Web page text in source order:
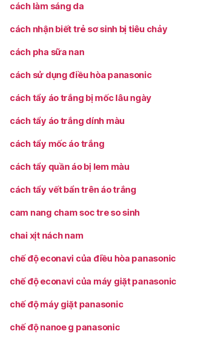
cách làm sáng da
cách nhận biết trẻ sơ sinh bị tiêu chảy
cách pha sữa nan
cách sử dụng điều hòa panasonic
cách tẩy áo trắng bị mốc lâu ngày
cách tẩy áo trắng dính màu
cách tẩy mốc áo trắng
cách tẩy quần áo bị lem màu
cách tẩy vết bẩn trên áo trắng
cam nang cham soc tre so sinh
chai xịt nách nam
chế độ econavi của điều hòa panasonic
chế độ econavi của máy giặt panasonic
chế độ máy giặt panasonic
chế độ nanoe g panasonic